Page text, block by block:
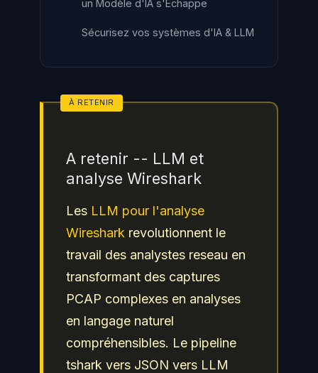
un Modèle d'IA s'Échappe
Sécurisez vos systèmes d'IA & LLM
A retenir -- LLM et
analyse Wireshark
Les LLM pour l'analyse
Wireshark revolutionnent le
travail des analystes reseau en
transformant des captures
PCAP complexes en analyses
en langage naturel
compréhensibles. Le pipeline
tshark vers JSON vers LLM